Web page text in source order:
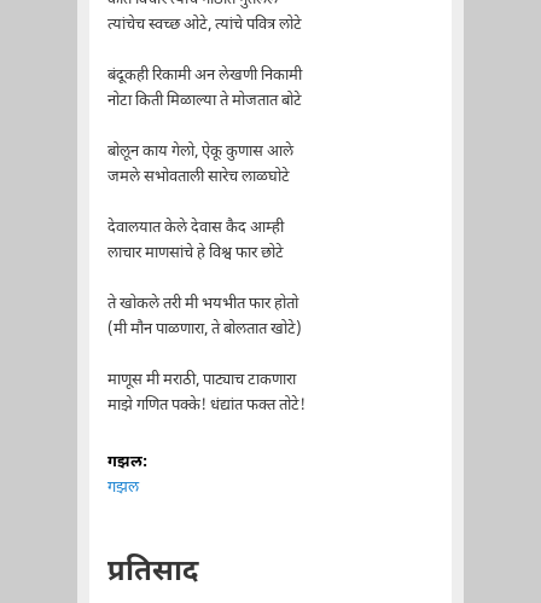
त्यांचेच स्वच्छ ओटे, त्यांचे पवित्र लोटे
बंदूकही रिकामी अन लेखणी निकामी
नोटा किती मिळाल्या ते मोजतात बोटे
बोलून काय गेलो, ऐकू कुणास आले
जमले सभोवताली सारेच लाळघोटे
देवालयात केले देवास कैद आम्ही
लाचार माणसांचे हे विश्व फार छोटे
ते खोकले तरी मी भयभीत फार होतो
(मी मौन पाळणारा, ते बोलतात खोटे)
माणूस मी मराठी, पाट्याच टाकणारा
माझे गणित पक्के! धंद्यांत फक्त तोटे!
गझल:
गझल
प्रतिसाद